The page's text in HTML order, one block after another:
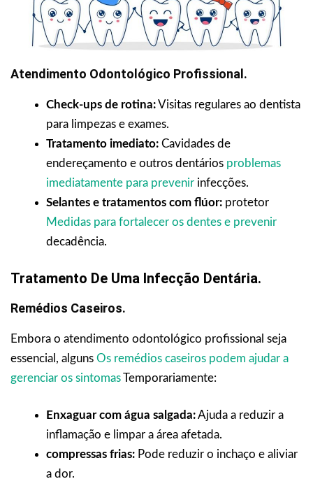
Atendimento Odontológico Profissional.
Check-ups de rotina:Visitas regulares ao dentista
para limpezas e exames.
Tratamento imediato: Cavidades de
endereçamento e outros dentários problemas
imediatamente para prevenir infecções.
Selantes e tratamentos com flúor: protetor
Medidas para fortalecer os dentes e prevenir
decadência.
Tratamento De Uma Infecção Dentária.
Remédios Caseiros.
Embora o atendimento odontológico profissional seja
essencial, alguns Os remédios caseiros podem ajudar a
gerenciar os sintomasTemporariamente:
Enxaguar com água salgada:Ajuda a reduzir a
inflamação e limpar a área afetada.
compressas frias: Pode reduzir o inchaço e aliviar
a dor.